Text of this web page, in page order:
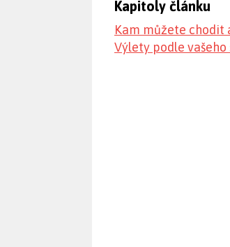
Kapitoly článku
Kam můžete chodit
Výlety podle